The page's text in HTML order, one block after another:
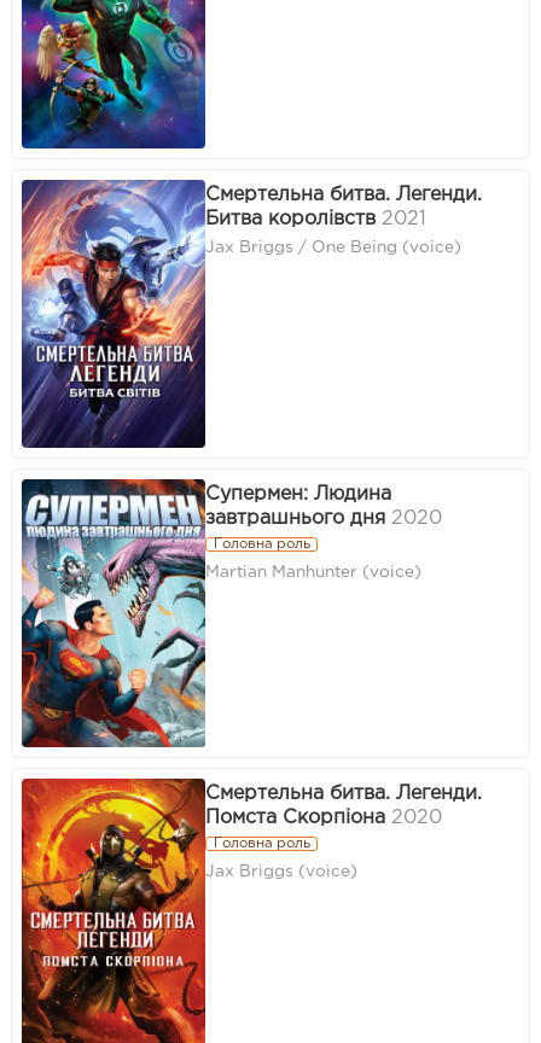
Смертельна битва. Легенди.
Битва королівств 2021
Jax Briggs / One Being (voice)
Супермен: Людина
завтрашнього дня 2020
Головна роль
Martian Manhunter (voice)
Смертельна битва. Легенди.
Помста Скорпіона 2020
Головна роль
Jax Briggs (voice)